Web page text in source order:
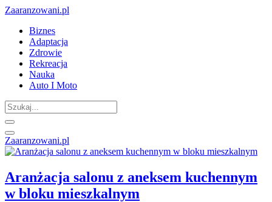
Zaaranzowani.pl
Biznes
Adaptacja
Zdrowie
Rekreacja
Nauka
Auto I Moto
Zaaranzowani.pl
Aranżacja salonu z aneksem kuchennym
w bloku mieszkalnym